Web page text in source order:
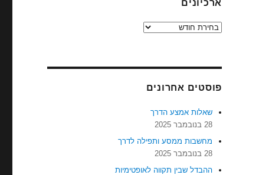
ארכיונים
ארכיונים
פוסטים אחרונים
שאלות אמצע הדרך
28 בנובמבר 2025
מחשבות ממסע ותפילה לדרך
28 בנובמבר 2025
ההבדל שבין תקווה לאופטימיות